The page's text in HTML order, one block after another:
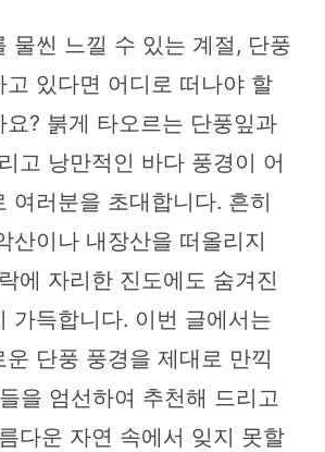
물씬 느낄 수 있는 계절, 단풍
고 있다면 어디로 떠나야 할
요? 붉게 타오르는 단풍잎과
고 낭만적인 바다 풍경이 어
여러분을 초대합니다. 흔히
산이나 내장산을 떠올리지
에 자리한 진도에도 숨겨진
가득합니다. 이번 글에서는
운 단풍 풍경을 제대로 만끽
을 엄선하여 추천해 드리고
다운 자연 속에서 잊지 못할